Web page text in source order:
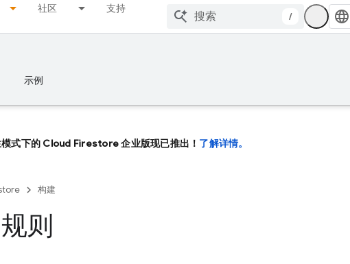
社区 支持
/
示例
模式下的 Cloud Firestore 企业版现已推出！ 了解详情。
构建
则